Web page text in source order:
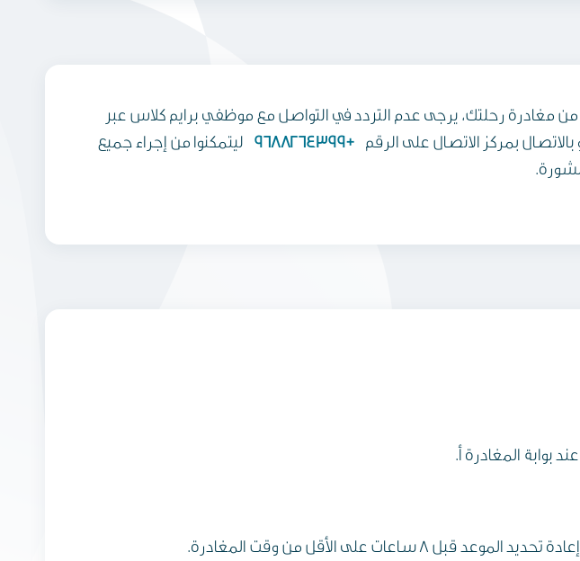
اخترت حجز خدمتك قبل 48 ساعة من مغادرة رحلتك، يرجى عدم التردد في التواصل مع موظفي برايم كلاس عبر
بالاتصال بمركز الاتصال على الرقم +9688264399
ليتمكنوا من إجراء جميع
بوابة المغادرة أ.
على الأقل من وقت المغادرة.